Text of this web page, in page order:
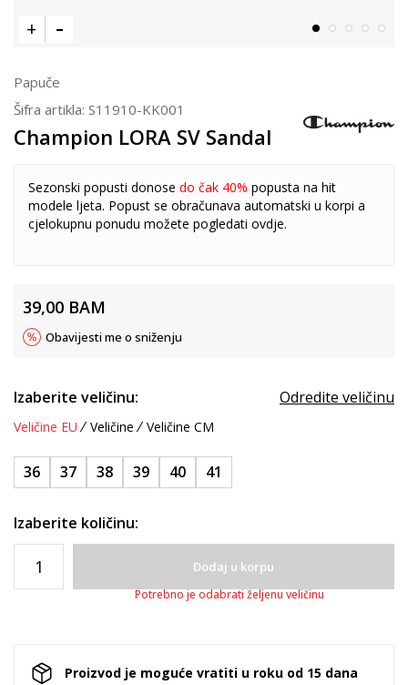
Papuče
Šifra artikla: S11910-KK001
Champion LORA SV Sandal
Sezonski popusti donose do čak 40% popusta na hit
modele ljeta. Popust se obračunava automatski u korpi a
cjelokupnu ponudu možete pogledati ovdje.
39,00 BAM
Obavijesti me o sniženju
Izaberite veličinu: Odredite veličinu
Veličine EU Veličine Veličine CM
36 37 38 39 40 41
Izaberite količinu:
Dodaj u korpu
Potrebno je odabrati željenu veličinu
Proizvod je moguće vratiti u roku od 15 dana